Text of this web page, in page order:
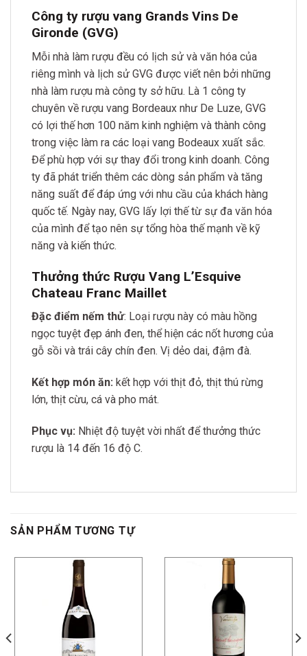
Công ty rượu vang Grands Vins De
Gironde (GVG)
Mỗi nhà làm rượu đều có lịch sử và văn hóa của
riêng mình và lịch sử GVG được viết nên bởi những
nhà làm rượu mà công ty sở hữu. Là 1 công ty
chuyên về rượu vang Bordeaux như De Luze, GVG
có lợi thế hơn 100 năm kinh nghiệm và thành công
trong việc làm ra các loại vang Bodeaux xuất sắc.
Để phù hợp với sự thay đổi trong kinh doanh. Công
ty đã phát triển thêm các dòng sản phẩm và tăng
năng suất để đáp ứng với nhu cầu của khách hàng
quốc tế. Ngày nay, GVG lấy lợi thế từ sự đa văn hóa
của mình để tạo nên sự tổng hòa thế mạnh về kỹ
năng và kiến thức.
Thưởng thức Rượu Vang L’Esquive
Chateau Franc Maillet
Đặc điểm nếm thử: Loại rượu này có màu hồng
ngọc tuyệt đẹp ánh đen, thể hiện các nốt hương của
gỗ sồi và trái cây chín đen. Vị dẻo dai, đậm đà.
Kết hợp món ăn: kết hợp với thịt đỏ, thịt thú rừng
lớn, thịt cừu, cá và pho mát.
Phục vụ: Nhiệt độ tuyệt vời nhất để thưởng thức
rượu là 14 đến 16 độ C.
SẢN PHẨM TƯƠNG TỰ